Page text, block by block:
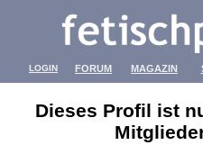
LOGIN FORUM MAGAZIN
Dieses Profil ist